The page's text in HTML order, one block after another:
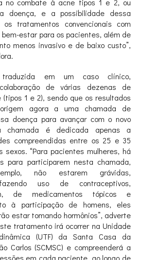
no combate à acne tipos 1 e 2, ou
doença, e a possibilidade dessa
tratamentos convencionais com
estar para os pacientes, além de
menos invasivo e de baixo custo”,
traduzida em um caso clínico,
de várias dezenas de
1 e 2), sendo que os resultados
agora a uma chamada de
doença para avançar com o novo
chamada é dedicada apenas a
compreendidas entre os 25 e 35
sexos. “Para pacientes mulheres, há
para participarem nesta chamada,
não estarem grávidas,
uso de contraceptivos,
de medicamentos tópicos e
à participação de homens, eles
estar tomando hormônios”, adverte
tratamento irá ocorrer na Unidade
(UTF) da Santa Casa da
Carlos (SCMSC) e compreenderá a
em cada paciente, ao longo de